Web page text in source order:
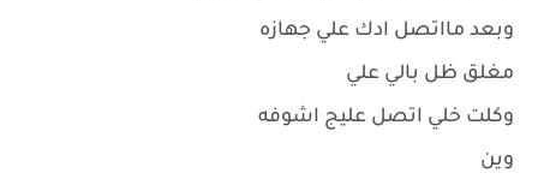
وبعد مااتصل ادك علي جهازه
مغلق ظل بالي علي
وكلت خلي اتصل عليج اشوفه
وين